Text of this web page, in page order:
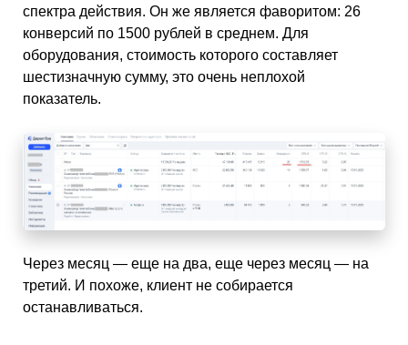
спектра действия. Он же является фаворитом: 26
конверсий по 1500 рублей в среднем. Для
оборудования, стоимость которого составляет
шестизначную сумму, это очень неплохой
показатель.
Через месяц — еще на два, еще через месяц — на
третий. И похоже, клиент не собирается
останавливаться.